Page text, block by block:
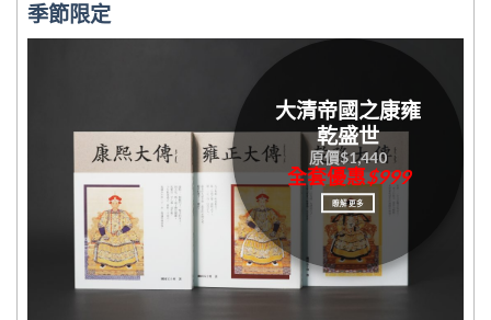
季節限定
大清帝國之康雍
乾盛世
原價$1,440
全套優惠$999
瞭解更多